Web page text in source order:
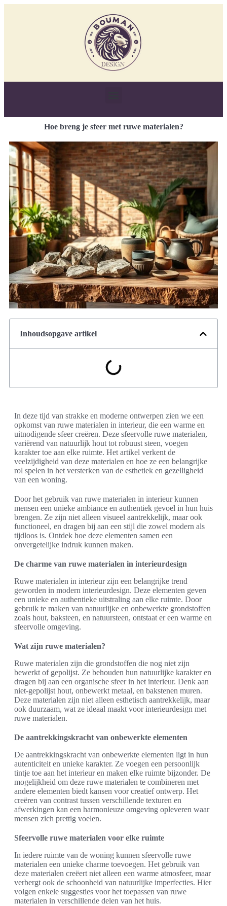
Hoe breng je sfeer met ruwe materialen?
Inhoudsopgave artikel
In deze tijd van strakke en moderne ontwerpen zien we een
opkomst van ruwe materialen in interieur, die een warme en
uitnodigende sfeer creëren. Deze sfeervolle ruwe materialen,
variërend van natuurlijk hout tot robuust steen, voegen
karakter toe aan elke ruimte. Het artikel verkent de
veelzijdigheid van deze materialen en hoe ze een belangrijke
rol spelen in het versterken van de esthetiek en gezelligheid
van een woning.
Door het gebruik van ruwe materialen in interieur kunnen
mensen een unieke ambiance en authentiek gevoel in hun huis
brengen. Ze zijn niet alleen visueel aantrekkelijk, maar ook
functioneel, en dragen bij aan een stijl die zowel modern als
tijdloos is. Ontdek hoe deze elementen samen een
onvergetelijke indruk kunnen maken.
De charme van ruwe materialen in interieurdesign
Ruwe materialen in interieur zijn een belangrijke trend
geworden in modern interieurdesign. Deze elementen geven
een unieke en authentieke uitstraling aan elke ruimte. Door
gebruik te maken van natuurlijke en onbewerkte grondstoffen
zoals hout, baksteen, en natuursteen, ontstaat er een warme en
sfeervolle omgeving.
Wat zijn ruwe materialen?
Ruwe materialen zijn die grondstoffen die nog niet zijn
bewerkt of gepolijst. Ze behouden hun natuurlijke karakter en
dragen bij aan een organische sfeer in het interieur. Denk aan
niet-gepolijst hout, onbewerkt metaal, en bakstenen muren.
Deze materialen zijn niet alleen esthetisch aantrekkelijk, maar
ook duurzaam, wat ze ideaal maakt voor interieurdesign met
ruwe materialen.
De aantrekkingskracht van onbewerkte elementen
De aantrekkingskracht van onbewerkte elementen ligt in hun
autenticiteit en unieke karakter. Ze voegen een persoonlijk
tintje toe aan het interieur en maken elke ruimte bijzonder. De
mogelijkheid om deze ruwe materialen te combineren met
andere elementen biedt kansen voor creatief ontwerp. Het
creëren van contrast tussen verschillende texturen en
afwerkingen kan een harmonieuze omgeving opleveren waar
mensen zich prettig voelen.
Sfeervolle ruwe materialen voor elke ruimte
In iedere ruimte van de woning kunnen sfeervolle ruwe
materialen een unieke charme toevoegen. Het gebruik van
deze materialen creëert niet alleen een warme atmosfeer, maar
verbergt ook de schoonheid van natuurlijke imperfecties. Hier
volgen enkele suggesties voor het toepassen van ruwe
materialen in verschillende delen van het huis.